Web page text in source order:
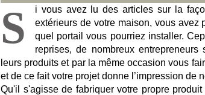
S
i vous avez lu des articles sur la
extérieurs de votre maison, vous avez
quel portail vous pourriez installer.
reprises, de nombreux entrepreneurs
leurs produits et par la même occasion vous
et de ce fait votre projet donne l’impression de
Qu'il s'agisse de fabriquer votre propre